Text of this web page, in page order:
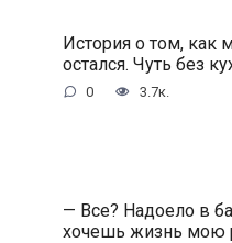
История о том, как
остался. Чуть без
0 3.7к.
— Все? Надоело в
хочешь жизнь мою